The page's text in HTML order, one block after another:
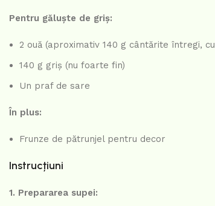
Pentru găluște de griș:
2 ouă (aproximativ 140 g cântărite întregi,
140 g griș (nu foarte fin)
Un praf de sare
În plus:
Frunze de pătrunjel pentru decor
Instrucțiuni
1. Prepararea supei: